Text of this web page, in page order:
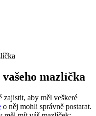
mazlíčka
​zajistit, aby měl veškeré
o něj mohli správně‍ postarat.